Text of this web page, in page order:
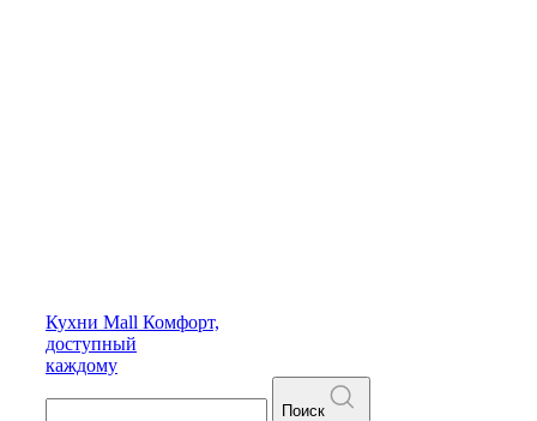
Кухни Mall Комфорт,
доступный
каждому
Поиск